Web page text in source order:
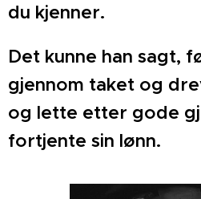
du kjenner.
Det kunne han sagt,
gjennom taket og
og lette etter gode
fortjente sin lønn.